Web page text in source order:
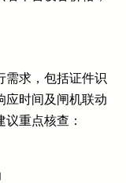
需求，包括证件识
应时间及闸机联动
重点核查：